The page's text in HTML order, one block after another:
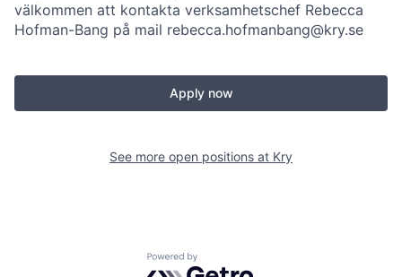
välkommen att kontakta verksamhetschef Rebecca
Hofman-Bang på mail rebecca.hofmanbang@kry.se
Apply now
See more open positions at Kry
Powered by Getro.com